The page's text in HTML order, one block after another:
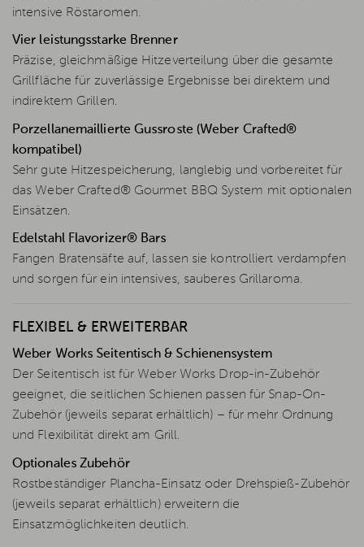
intensive Röstaromen.
Vier leistungsstarke Brenner
Präzise, gleichmäßige Hitzeverteilung über die gesamte
Grillfläche für zuverlässige Ergebnisse bei direktem und
indirektem Grillen.
Porzellanemaillierte Gussroste (Weber Crafted®
kompatibel)
Sehr gute Hitzespeicherung, langlebig und vorbereitet für
das Weber Crafted® Gourmet BBQ System mit optionalen
Einsätzen.
Edelstahl Flavorizer® Bars
Fangen Bratensäfte auf, lassen sie kontrolliert verdampfen
und sorgen für ein intensives, sauberes Grillaroma.
FLEXIBEL & ERWEITERBAR
Weber Works Seitentisch & Schienensystem
Der Seitentisch ist für Weber Works Drop-in-Zubehör
geeignet, die seitlichen Schienen passen für Snap-On-
Zubehör (jeweils separat erhältlich) – für mehr Ordnung
und Flexibilität direkt am Grill.
Optionales Zubehör
Rostbeständiger Plancha-Einsatz oder Drehspieß-Zubehör
(jeweils separat erhältlich) erweitern die
Einsatzmöglichkeiten deutlich.